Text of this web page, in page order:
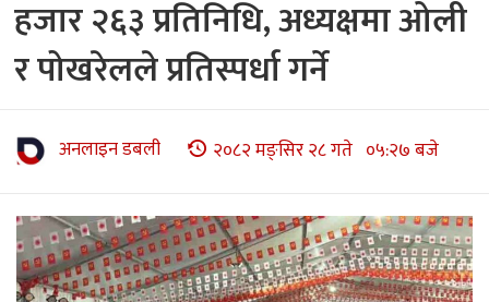
हजार २६३ प्रतिनिधि, अध्यक्षमा ओली
र पोखरेलले प्रतिस्पर्धा गर्ने
अनलाइन डबली २०८२ मङ्सिर २८ गते ०५:२७ बजे